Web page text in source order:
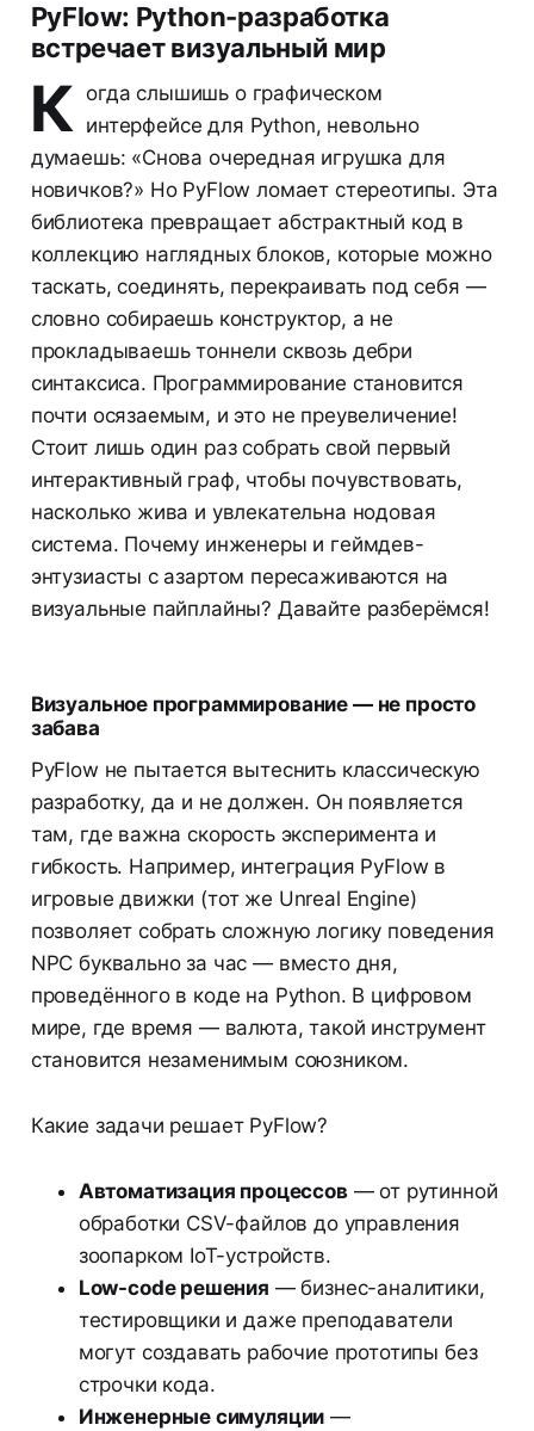
PyFlow: Python-разработка
встречает визуальный мир
К огда слышишь о графическом
интерфейсе для Python, невольно
думаешь: «Снова очередная игрушка для
новичков?» Но PyFlow ломает стереотипы. Эта
библиотека превращает абстрактный код в
коллекцию наглядных блоков, которые можно
таскать, соединять, перекраивать под себя —
словно собираешь конструктор, а не
прокладываешь тоннели сквозь дебри
синтаксиса. Программирование становится
почти осязаемым, и это не преувеличение!
Стоит лишь один раз собрать свой первый
интерактивный граф, чтобы почувствовать,
насколько жива и увлекательна нодовая
система. Почему инженеры и геймдев-
энтузиасты с азартом пересаживаются на
визуальные пайплайны? Давайте разберёмся!
Визуальное программирование — не просто
забава
PyFlow не пытается вытеснить классическую
разработку, да и не должен. Он появляется
там, где важна скорость эксперимента и
гибкость. Например, интеграция PyFlow в
игровые движки (тот же Unreal Engine)
позволяет собрать сложную логику поведения
NPC буквально за час — вместо дня,
проведённого в коде на Python. В цифровом
мире, где время — валюта, такой инструмент
становится незаменимым союзником.
Какие задачи решает PyFlow?
Автоматизация процессов— от рутинной
обработки CSV-файлов до управления
зоопарком IoT-устройств.
Low-code решения — бизнес-аналитики,
тестировщики и даже преподаватели
могут создавать рабочие прототипы без
строчки кода.
Инженерные симуляции —